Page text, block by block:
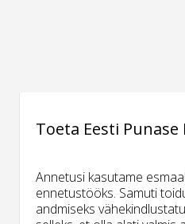
Toeta Eesti
Annetusi kasutame
ennetustööks. Samuti
andmiseks